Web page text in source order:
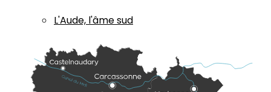
L'Aude, l'âme sud